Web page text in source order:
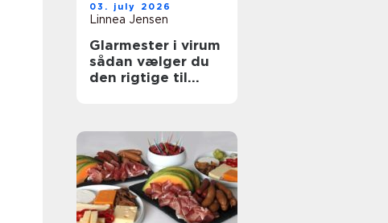
03. july 2026
Linnea Jensen
Glarmester i virum
sådan vælger du
den rigtige til